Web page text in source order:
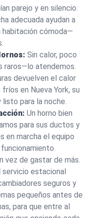
parejo y en silencio.
adecuada ayudan a
habitación cómoda—
Sin calor, poco
raros—lo atendemos.
devuelven el calor
en Nueva York, su
para la noche.
Un horno bien
para sus ductos y
en marcha el equipo
vez de gastar de más.
servicio estacional
seguros y
pequeños antes de
para que entre al